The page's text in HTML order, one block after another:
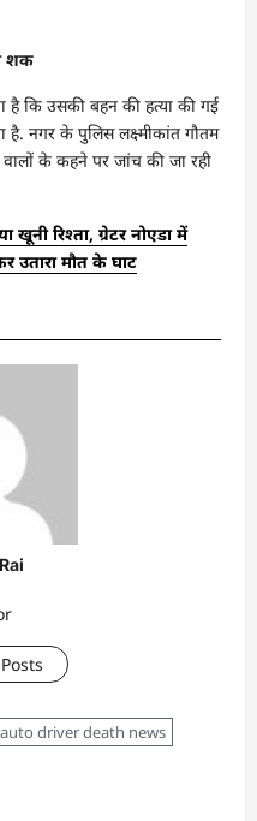
शक
है कि उसकी बहन की हत्या की गई
नगर के पुलिस लक्ष्मीकांत गौतम
वालों के कहने पर जांच की जा रही
रिश्ता, ग्रेटर नोएडा में
उतारा मौत के घाट
driver death news